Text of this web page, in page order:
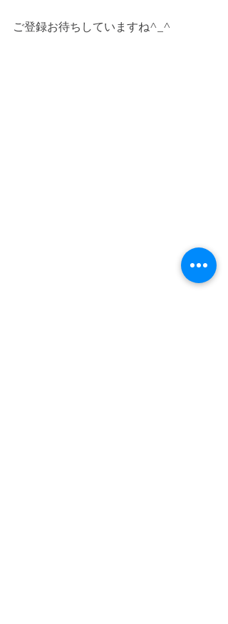
ご登録お待ちしていますね^_^